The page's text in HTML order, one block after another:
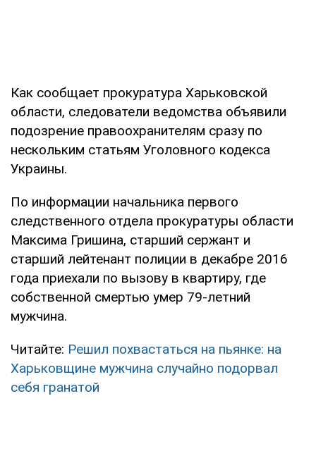
Как сообщает прокуратура Харьковской
области, следователи ведомства объявили
подозрение правоохранителям сразу по
нескольким статьям Уголовного кодекса
Украины.
По информации начальника первого
следственного отдела прокуратуры области
Максима Гришина, старший сержант и
старший лейтенант полиции в декабре 2016
года приехали по вызову в квартиру, где
собственной смертью умер 79-летний
мужчина.
Читайте: Решил похвастаться на пьянке: на
Харьковщине мужчина случайно подорвал
себя гранатой